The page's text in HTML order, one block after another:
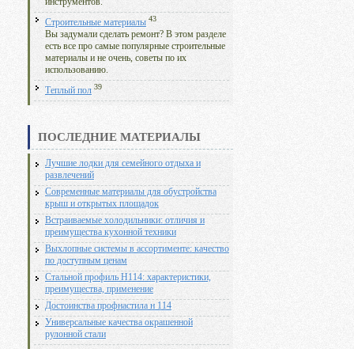
инструментов.
Строительные материалы 43
Вы задумали сделать ремонт? В этом разделе
есть все про самые популярные строительные
материалы и не очень, советы по их
использованию.
Теплый пол 39
ПОСЛЕДНИЕ МАТЕРИАЛЫ
Лучшие лодки для семейного отдыха и
развлечений
Современные материалы для обустройства
крыш и открытых площадок
Встраиваемые холодильники: отличия и
преимущества кухонной техники
Выхлопные системы в ассортименте: качество
по доступным ценам
Стальной профиль Н114: характеристики,
преимущества, применение
Достоинства профнастила н 114
Универсальные качества окрашенной
рулонной стали